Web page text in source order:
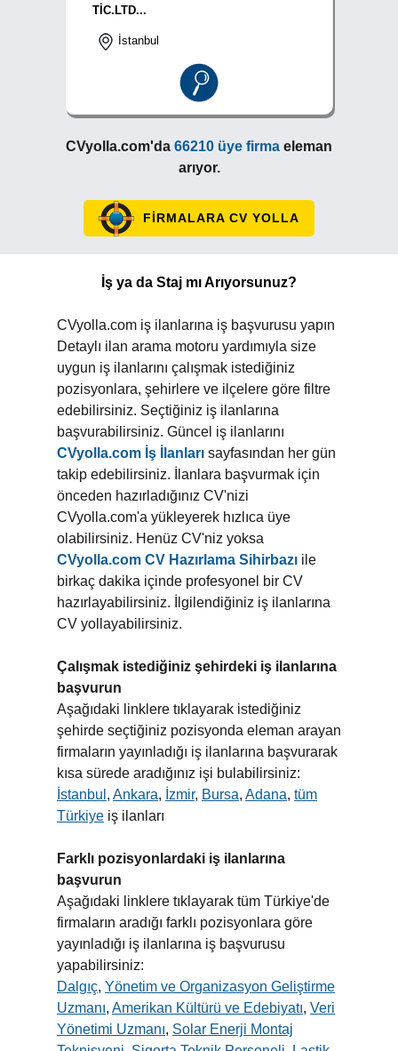
TİC.LTD...
İstanbul
CVyolla.com'da 66210 üye firma eleman
arıyor.
FİRMALARA CV YOLLA
İş ya da Staj mı Arıyorsunuz?
CVyolla.com iş ilanlarına iş başvurusu yapın
Detaylı ilan arama motoru yardımıyla size
uygun iş ilanlarını çalışmak istediğiniz
pozisyonlara, şehirlere ve ilçelere göre filtre
edebilirsiniz. Seçtiğiniz iş ilanlarına
başvurabilirsiniz. Güncel iş ilanlarını
CVyolla.com İş İlanları sayfasından her gün
takip edebilirsiniz. İlanlara başvurmak için
önceden hazırladığınız CV'nizi
CVyolla.com'a yükleyerek hızlıca üye
olabilirsiniz. Henüz CV'niz yoksa
CVyolla.com CV Hazırlama Sihirbazı ile
birkaç dakika içinde profesyonel bir CV
hazırlayabilirsiniz. İlgilendiğiniz iş ilanlarına
CV yollayabilirsiniz.
Çalışmak istediğiniz şehirdeki iş ilanlarına
başvurun
Aşağıdaki linklere tıklayarak istediğiniz
şehirde seçtiğiniz pozisyonda eleman arayan
firmaların yayınladığı iş ilanlarına başvurarak
kısa sürede aradığınız işi bulabilirsiniz:
İstanbul , Ankara, İzmir, Bursa, Adana, tüm
Türkiye iş ilanları
Farklı pozisyonlardaki iş ilanlarına
başvurun
Aşağıdaki linklere tıklayarak tüm Türkiye'de
firmaların aradığı farklı pozisyonlara göre
yayınladığı iş ilanlarına iş başvurusu
yapabilirsiniz:
Dalgıç, Yönetim ve Organizasyon Geliştirme
Uzmanı, Amerikan Kültürü ve Edebiyatı, Veri
Yönetimi Uzmanı, Solar Enerji Montaj